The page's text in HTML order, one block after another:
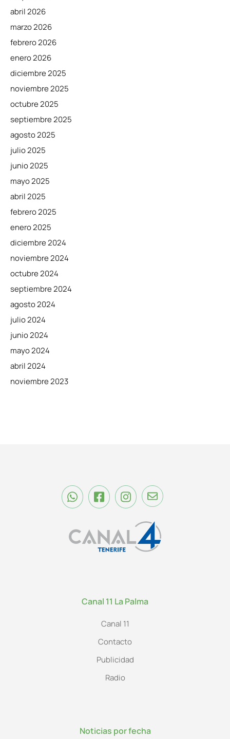
abril 2026
marzo 2026
febrero 2026
enero 2026
diciembre 2025
noviembre 2025
octubre 2025
septiembre 2025
agosto 2025
julio 2025
junio 2025
mayo 2025
abril 2025
febrero 2025
enero 2025
diciembre 2024
noviembre 2024
octubre 2024
septiembre 2024
agosto 2024
julio 2024
junio 2024
mayo 2024
abril 2024
noviembre 2023
Canal 11 La Palma
Canal 11
Contacto
Publicidad
Radio
Noticias por fecha